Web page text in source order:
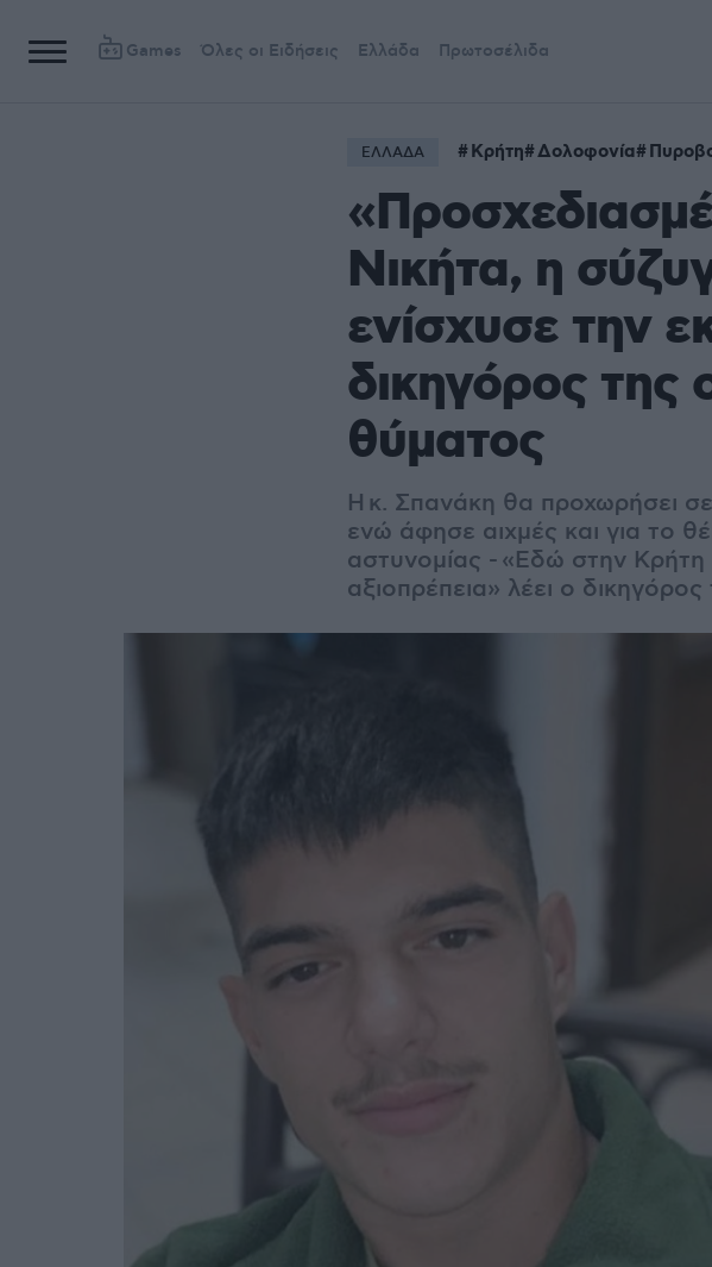
Games Όλες οι Ειδήσεις Ελλάδα Πρωτοσέλιδα
ΕΛΛΑΔΑ Κρήτη Δολοφονία
Νικήτα, η
ενίσχυσε την
δικηγόρος της
θύματος
Η κ. Σπανάκη θα προχωρήσει
ενώ άφησε αιχμές και για το
αστυνομίας - «Εδώ στην Κρήτη
αξιοπρέπεια» λέει ο